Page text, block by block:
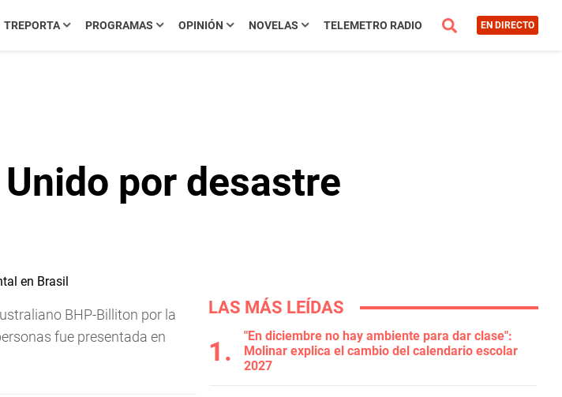
TREPORTA PROGRAMAS OPINIÓN NOVELAS TELEMETRO RADIO EN DIRECTO
por desastre
BHP-Billiton por la
fue presentada en
LAS MÁS LEÍDAS
"En diciembre no hay ambiente para dar clase":
Molinar explica el cambio del calendario escolar
2027